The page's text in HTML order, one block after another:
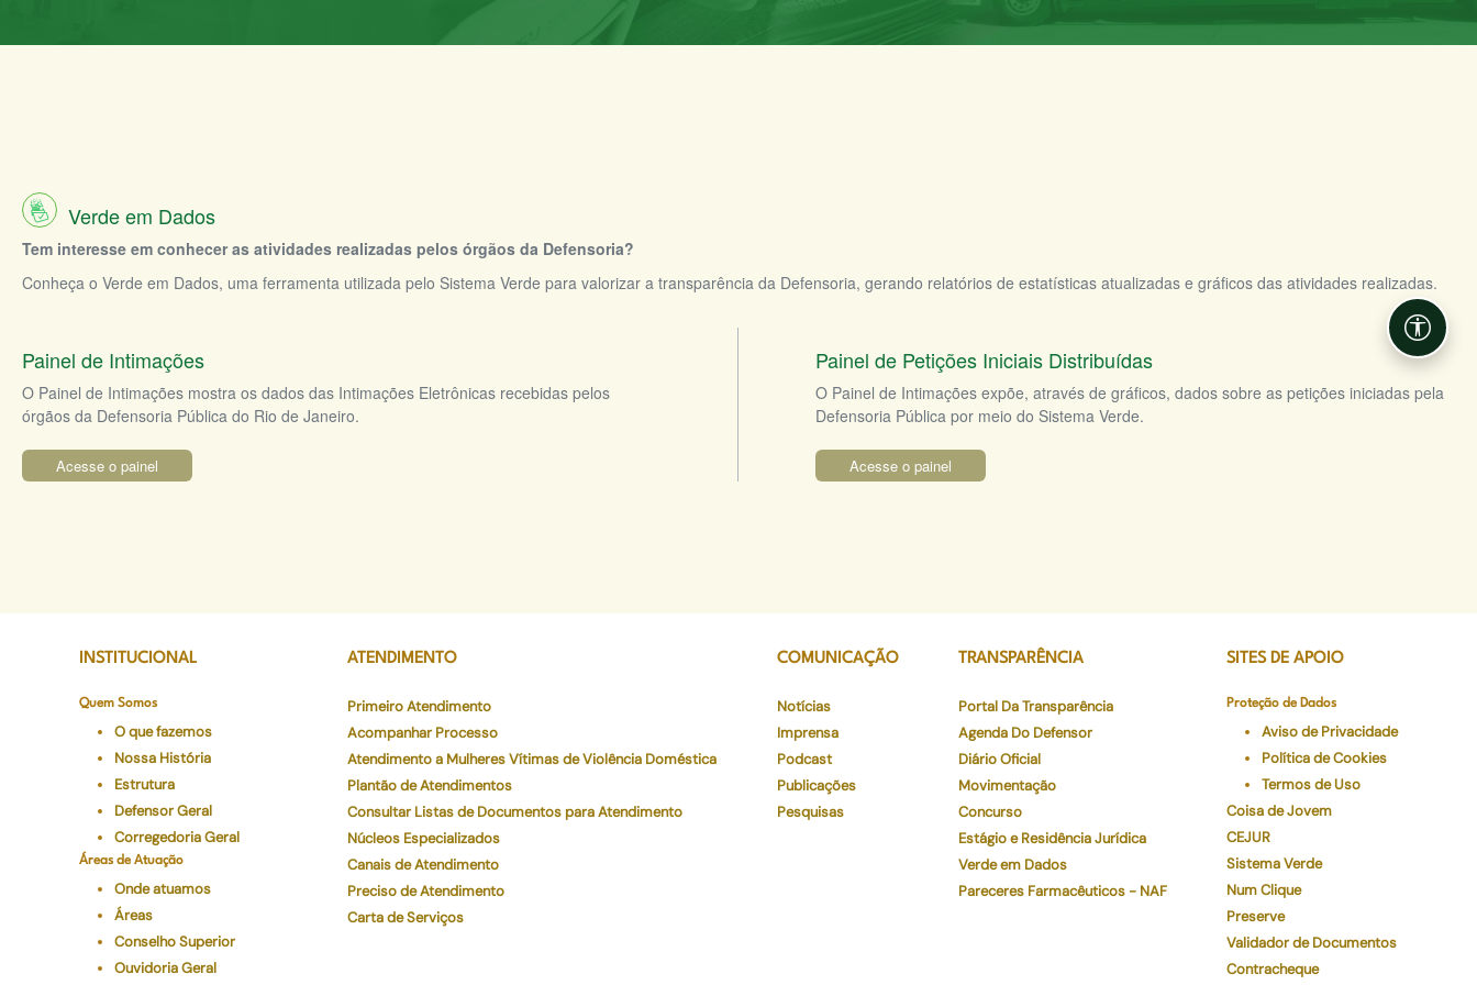
Verde em Dados
Tem interesse em conhecer as atividades realizadas pelos órgãos da Defensoria?
Conheça o Verde em Dados, uma ferramenta utilizada pelo Sistema Verde para valorizar a transparência da Defensoria, gerando relatórios de estatísticas atualizadas e gráficos das atividades realizadas.
Painel de Intimações
O Painel de Intimações mostra os dados das Intimações Eletrônicas recebidas pelos
órgãos da Defensoria Pública do Rio de Janeiro.
Acesse o painel
Painel de Petições Iniciais Distribuídas
O Painel de Intimações expõe, através de gráficos, dados sobre as petições iniciadas pela
Defensoria Pública por meio do Sistema Verde.
Acesse o painel
INSTITUCIONAL
Quem Somos
O que fazemos
Nossa História
Estrutura
Defensor Geral
Corregedoria Geral
Áreas de Atuação
Onde atuamos
Áreas
Conselho Superior
Ouvidoria Geral
ATENDIMENTO
Primeiro Atendimento
Acompanhar Processo
Atendimento a Mulheres Vítimas de Violência Doméstica
Plantão de Atendimentos
Consultar Listas de Documentos para Atendimento
Núcleos Especializados
Canais de Atendimento
Preciso de Atendimento
Carta de Serviços
COMUNICAÇÃO
Notícias
Imprensa
Podcast
Publicações
Pesquisas
TRANSPARÊNCIA
Portal Da Transparência
Agenda Do Defensor
Diário Oficial
Movimentação
Concurso
Estágio e Residência Jurídica
Verde em Dados
Pareceres Farmacêuticos - NAF
SITES DE APOIO
Proteção de Dados
Aviso de Privacidade
Política de Cookies
Termos de Uso
Coisa de Jovem
CEJUR
Sistema Verde
Num Clique
Preserve
Validador de Documentos
Contracheque